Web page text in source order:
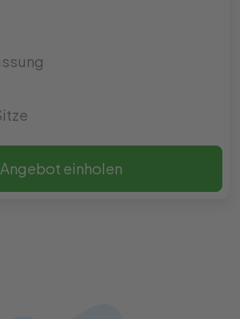
Angebot einholen